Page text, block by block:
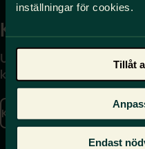
inställningar för cookies.
Tillåt
Endast
Kontakta
Uppgifter om hur du
kontaktar oss finns här.
Kontakta oss